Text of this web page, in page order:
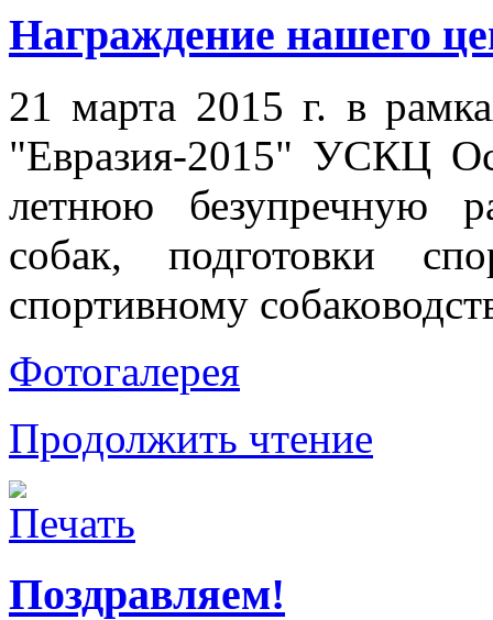
Награждение нашего
21 марта 2015 г. в
"Евразия-2015" УСКЦ
летнюю безупречную
собак, подготовки
спортивному
Фотогалерея
Продолжить чтение
Поздравляем!